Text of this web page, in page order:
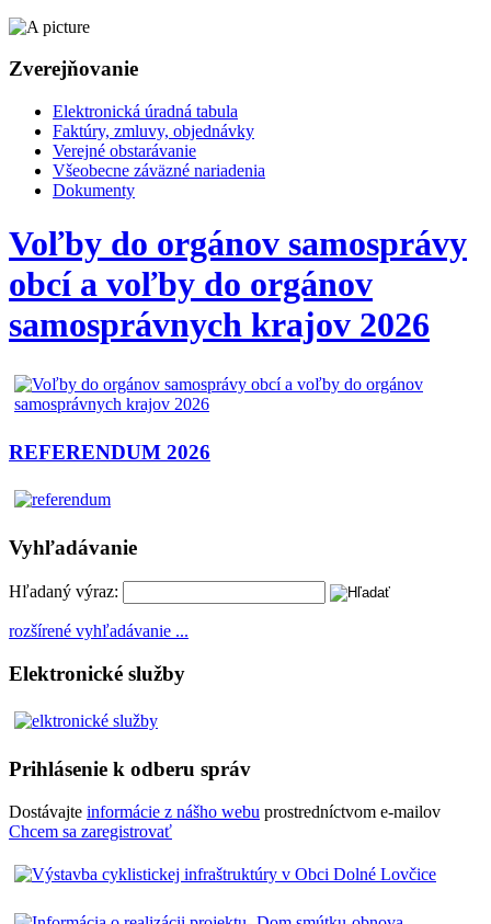
Zverejňovanie
Elektronická úradná tabula
Faktúry, zmluvy, objednávky
Verejné obstarávanie
Všeobecne záväzné nariadenia
Dokumenty
Voľby do orgánov samosprávy
obcí a voľby do orgánov
samosprávnych krajov 2026
REFERENDUM 2026
Vyhľadávanie
Hľadaný výraz:
rozšírené vyhľadávanie ...
Elektronické služby
Prihlásenie k odberu správ
Dostávajte informácie z nášho webu prostredníctvom e-mailov
Chcem sa zaregistrovať